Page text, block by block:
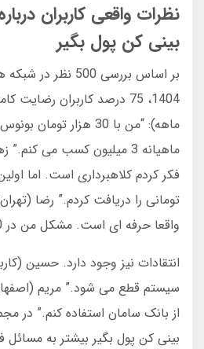
نظرات واقعی کاربران
بینی کن پول بگیر
بر اساس بررسی 500
ماهه): “من با 30 هزار
ماهیانه 3 میلیون کسب می
تومانی را دریافت کردم.” رضا
واقعا حرفه ای است. مشکل من در 10 دقیقه حل شد.”
انتقادات نیز وجود دارد. حسین
سیستم قطع می شود.” مریم
از بانک سامان استفاده کنم.” در
بینی کن پول بگیر بیشتر به